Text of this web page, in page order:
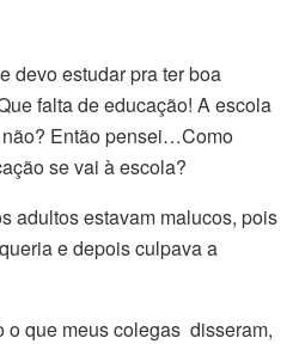
devo estudar pra ter boa
falta de educação! A escola
Então pensei…Como
se vai à escola?
adultos estavam malucos, pois
e depois culpava a
o que meus colegas disseram,